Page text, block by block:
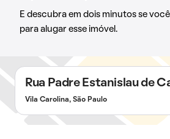
E descubra em dois minutos se
para alugar esse imóvel.
Rua Padre Estanislau de
Vila Carolina, São Paulo